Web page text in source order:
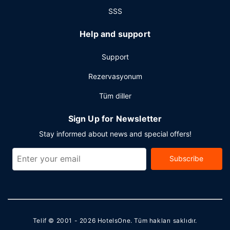
servisi 24 saat ücretli olarak hizmet vermektedir, ayrıca
SSS
Help and support
Support
Rezervasyonum
Tüm diller
Sign Up for Newsletter
Stay informed about news and special offers!
Subscribe
Telif © 2001 - 2026 HotelsOne. Tüm hakları saklıdır.